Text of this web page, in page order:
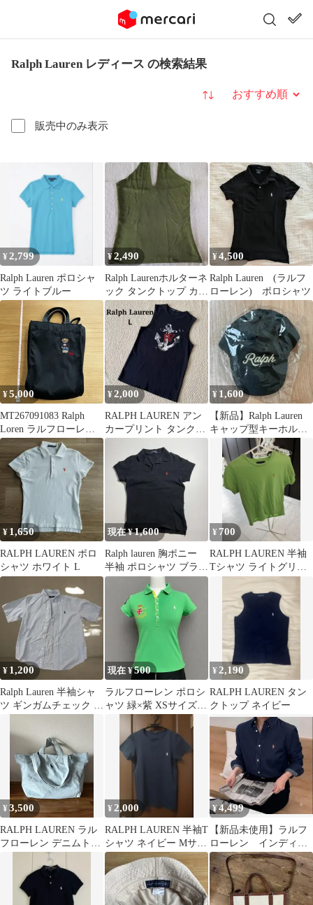
Ralph Lauren レディース の検索結果
販売中のみ表示
並び替え
¥ 2,799
Ralph Lauren ポロシャ
ツ ライトブルー
¥2,490
Ralph Laurenホルターネ
ック タンクトップ カー
キ
¥4,500
Ralph Lauren (ラルフ
ローレン) ポロシャツ
¥5,000
MT267091083 Ralph
Loren ラルフローレン
ポロベア ショルダーバ
ッグ
¥2,000
RALPH LAUREN アン
カープリント タンクト
ップ ネイビー L
¥ 1,600
【新品】Ralph Lauren
キャップ型キーホルダ
ー ダークグリーン
¥ 1,650
RALPH LAUREN ポロ
シャツ ホワイト L
現在 ¥1,600
Ralph lauren 胸ポニー
半袖 ポロシャツ ブラウ
ス レディース 古着
¥ 700
RALPH LAUREN 半袖
Tシャツ ライトグリー
¥ 1,200
Ralph Lauren 半袖シャ
ツ ギンガムチェック シ
現在 ¥500
ラルフローレン ポロシ
ャツ 緑×紫 XSサイズ
ぴちT エンブレム 刺繍
¥ 2,190
RALPH LAUREN タン
クトップ ネイビー
¥3,500
RALPH LAUREN ラル
フローレン デニムトー
トバッグ ノベルティ 大
¥ 2,000
RALPH LAUREN 半袖T
シャツ ネイビー Mサイ
ズ
¥4,499
【新品未使用】ラルフ
ローレン インディゴ
ブルー デニムシャ
ツ カラーポニー S